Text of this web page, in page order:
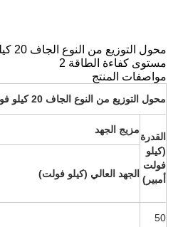
مستوى كفاءة الطاقة 2
مواصفات المنتج
محول التوزيع من النوع الجاف 20 كيلو فولت SC(B)14-NX2 مستوى كفاءة الطاقة 2
القدرة
(كيلو
فولت
أمبير)
مزيج الجهد
الجهد العالي (كيلو فولت)
50